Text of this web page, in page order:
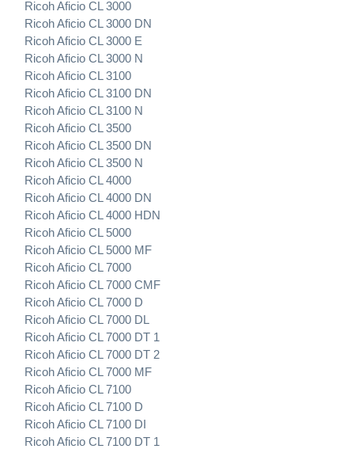
Ricoh Aficio CL 3000
Ricoh Aficio CL 3000 DN
Ricoh Aficio CL 3000 E
Ricoh Aficio CL 3000 N
Ricoh Aficio CL 3100
Ricoh Aficio CL 3100 DN
Ricoh Aficio CL 3100 N
Ricoh Aficio CL 3500
Ricoh Aficio CL 3500 DN
Ricoh Aficio CL 3500 N
Ricoh Aficio CL 4000
Ricoh Aficio CL 4000 DN
Ricoh Aficio CL 4000 HDN
Ricoh Aficio CL 5000
Ricoh Aficio CL 5000 MF
Ricoh Aficio CL 7000
Ricoh Aficio CL 7000 CMF
Ricoh Aficio CL 7000 D
Ricoh Aficio CL 7000 DL
Ricoh Aficio CL 7000 DT 1
Ricoh Aficio CL 7000 DT 2
Ricoh Aficio CL 7000 MF
Ricoh Aficio CL 7100
Ricoh Aficio CL 7100 D
Ricoh Aficio CL 7100 DI
Ricoh Aficio CL 7100 DT 1